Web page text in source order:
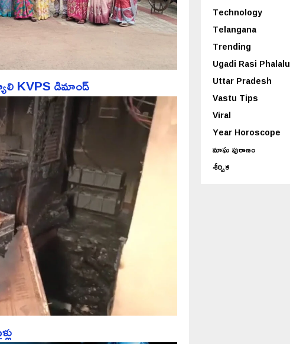
KVPS డిమాండ్
Technology
Telangana
Trending
Ugadi Rasi Phalalu
Uttar Pradesh
Vastu Tips
Viral
Year Horoscope
మాఘ పురాణం
శీర్షిక